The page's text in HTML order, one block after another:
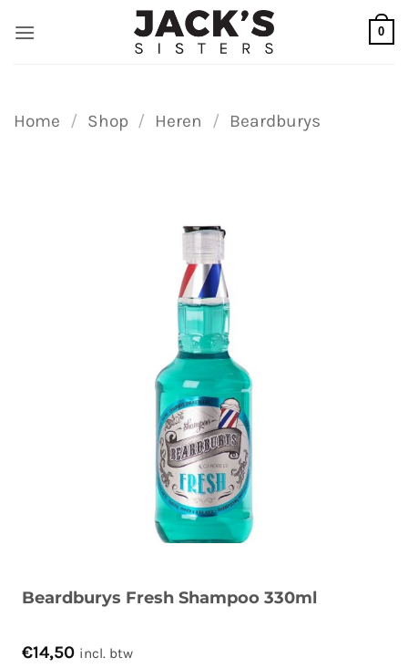
naar
0
Home / Shop / Heren / Beardburys
Beardburys Fresh Shampoo 330ml
€14,50 incl. btw